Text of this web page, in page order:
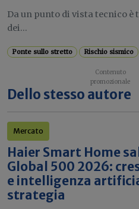
Da un punto di vista tecnico
dei...
Ponte sullo stretto Rischio sismico
Dello stesso autore
Mercato
Haier Smart Home
Global 500 2026:
e intelligenza
strategia